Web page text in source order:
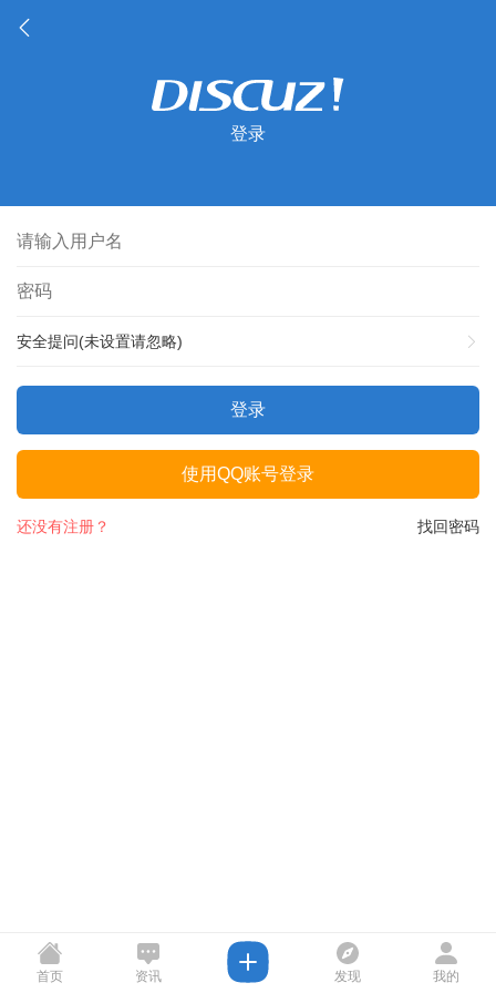
登录
安全提问(未设置请忽略)
登录
使用QQ账号登录
找回密码
还没有注册？
首页 资讯 发现 我的